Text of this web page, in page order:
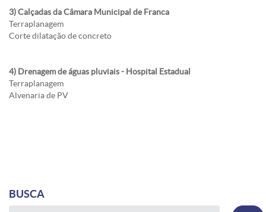
3) Calçadas da Câmara Municipal de Franca
Terraplanagem
Corte dilatação de concreto
4) Drenagem de águas pluviais - Hospital Estadual
Terraplanagem
Alvenaria de PV
BUSCA